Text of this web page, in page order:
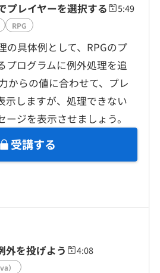
プレイヤーを選択する 5:49
RPG
の具体例として、RPGのプ
プログラムに例外処理を追
からの値に合わせて、プレ
示しますが、処理できない
ジを表示させましょう。
受講する
を投げよう 4:08
）